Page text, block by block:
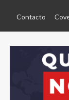
Contacto